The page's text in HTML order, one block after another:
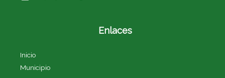
Enlaces
Inicio
Municipio